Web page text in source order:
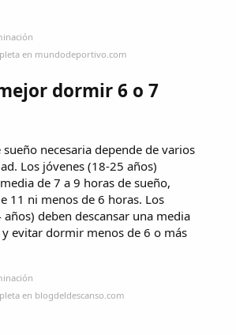
en mundodeportivo.com
dormir 6 o 7
sueño necesaria depende de varios
Los jóvenes (18-25 años)
de 7 a 9 horas de sueño,
11 ni menos de 6 horas. Los
deben descansar una media
evitar dormir menos de 6 o más
en blogdeldescanso.com